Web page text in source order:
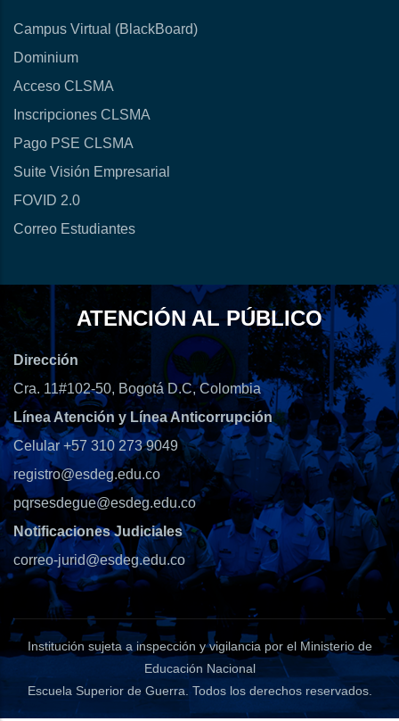
Campus Virtual (BlackBoard)
Dominium
Acceso CLSMA
Inscripciones CLSMA
Pago PSE CLSMA
Suite Visión Empresarial
FOVID 2.0
Correo Estudiantes
ATENCIÓN AL PÚBLICO
Dirección
Cra. 11#102-50, Bogotá D.C, Colombia
Línea Atención y Línea Anticorrupción
Celular +57 310 273 9049
registro@esdeg.edu.co
pqrsesdegue@esdeg.edu.co
Notificaciones Judiciales
correo-jurid@esdeg.edu.co
Institución sujeta a inspección y vigilancia por el Ministerio de
Educación Nacional
Escuela Superior de Guerra. Todos los derechos reservados.